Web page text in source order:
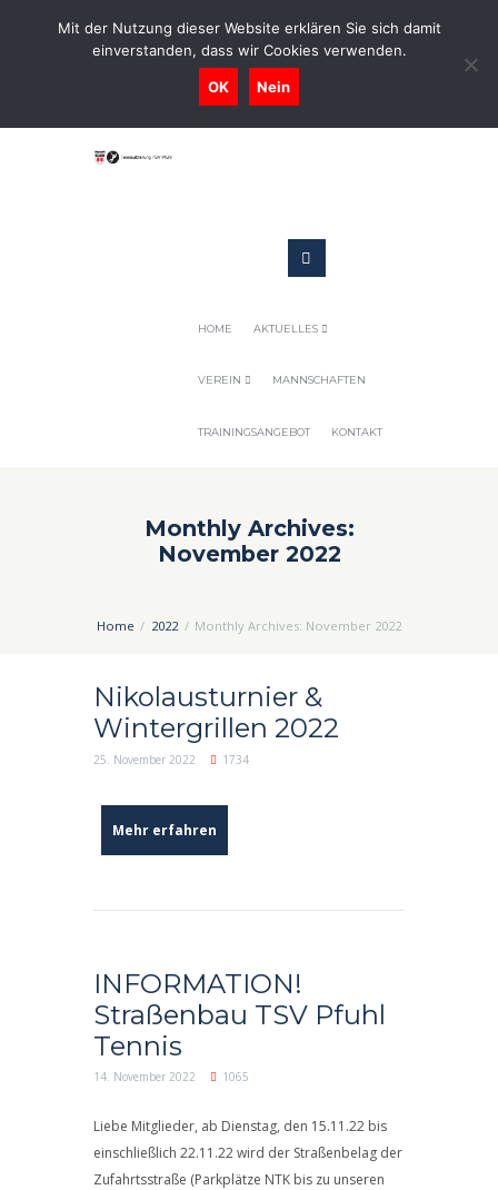
0731-9716400
Geschaeftsstelle@tennis-tsv-pfuhl.de
HOME AKTUELLES
VEREIN MANNSCHAFTEN
TRAININGSANGEBOT KONTAKT
Monthly Archives:
November 2022
Home 2022 Monthly Archives: November 2022
Nikolausturnier &
Wintergrillen 2022
25. November 2022 1734
Mehr erfahren
INFORMATION!
Straßenbau TSV Pfuhl
Tennis
14. November 2022 1065
Liebe Mitglieder, ab Dienstag, den 15.11.22 bis
einschließlich 22.11.22 wird der Straßenbelag der
Zufahrtsstraße (Parkplätze NTK bis zu unseren
Mit der Nutzung dieser Website erklären Sie sich damit
einverstanden, dass wir Cookies verwenden.
OK Nein